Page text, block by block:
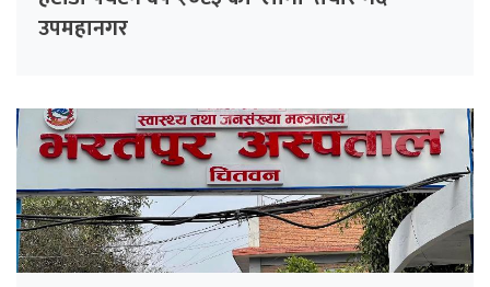
उपमहानगर